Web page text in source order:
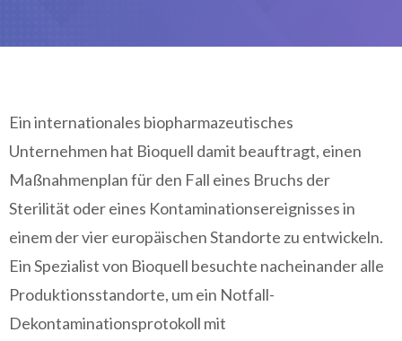
Ein internationales biopharmazeutisches
Unternehmen hat Bioquell damit beauftragt, einen
Maßnahmenplan für den Fall eines Bruchs der
Sterilität oder eines Kontaminationsereignisses in
einem der vier europäischen Standorte zu entwickeln.
Ein Spezialist von Bioquell besuchte nacheinander alle
Produktionsstandorte, um ein Notfall-
Dekontaminationsprotokoll mit